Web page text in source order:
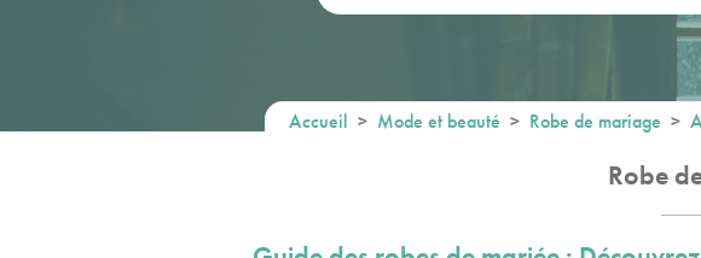
Accueil Mode et beauté Robe de mariage
Robe